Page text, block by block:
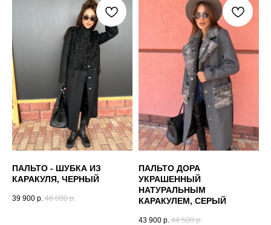
ПАЛЬТО - ШУБКА ИЗ
КАРАКУЛЯ, ЧЕРНЫЙ
39 900 р. 48 000 р.
ПАЛЬТО ДОРА
УКРАШЕННЫЙ
НАТУРАЛЬНЫМ
КАРАКУЛЕМ, СЕРЫЙ
43 900 р. 44 500 р.